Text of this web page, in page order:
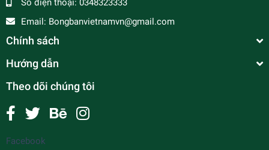
Số điện thoại: 0348323333
Email: Bongbanvietnamvn@gmail.com
Chính sách
Hướng dẫn
Theo dõi chúng tôi
Facebook